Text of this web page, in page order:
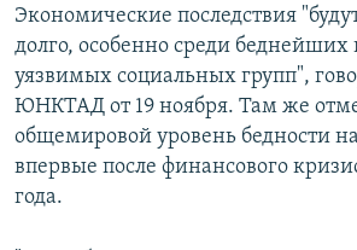
Экономические последствия
долго, особенно среди беднейших
уязвимых социальных групп",
ЮНКТАД от 19 ноября. Там же
общемировой уровень бедности
впервые после финансового
года.